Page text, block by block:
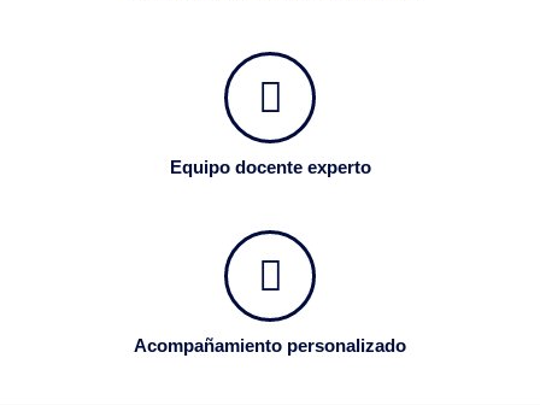
Equipo docente experto
Acompañamiento personalizado